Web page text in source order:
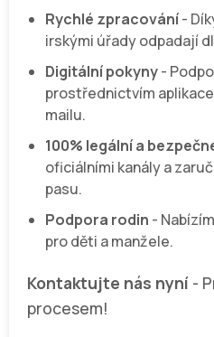
Rychlé zpracování-
irskými úřady odpadají
Digitální pokyny-
prostřednictvím
mailu.
100% legální a
oficiálními kanály a
pasu.
Podpora rodin -
pro děti a manžele.
Kontaktujte nás nyní -
procesem!